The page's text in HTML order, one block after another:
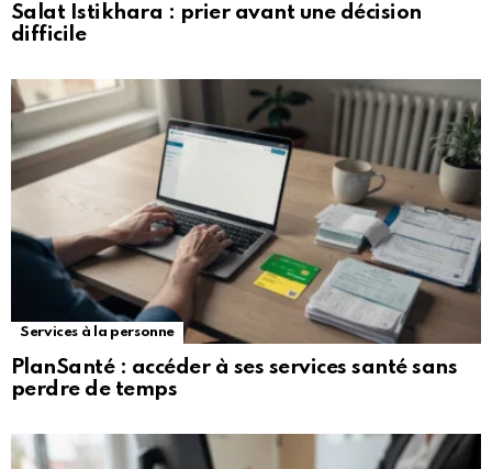
Salat Istikhara : prier avant une décision
difficile
Services à la personne
PlanSanté : accéder à ses services santé sans
perdre de temps